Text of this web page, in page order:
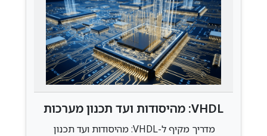
VHDL: מהיסודות ועד תכנון מערכות
דיגיטליות מתקדמות
מדריך מקיף ל-VHDL: מהיסודות ועד תכנון